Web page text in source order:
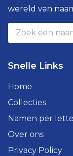
wereld van
Snelle Links
Home
Collecties
Namen per
Over ons
Privacy Policy